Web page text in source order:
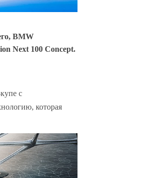
BMW
Next 100 Concept.
с
которая